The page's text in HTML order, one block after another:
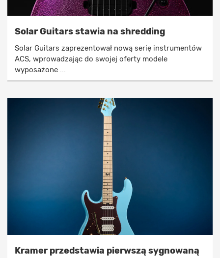
Solar Guitars stawia na shredding
Solar Guitars zaprezentował nową serię instrumentów
ACS, wprowadzając do swojej oferty modele
wyposażone ...
Kramer przedstawia pierwszą sygnowaną